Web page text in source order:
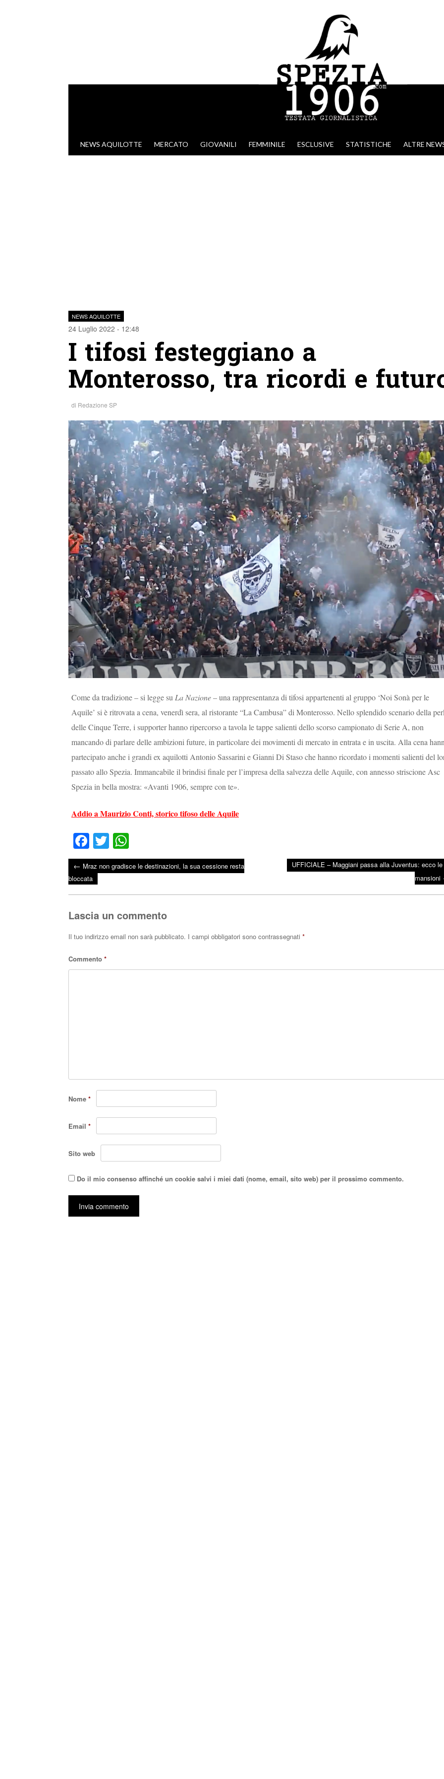
VAI AL CONTENUTO
NEWS AQUILOTTE MERCATO GIOVANILI FEMMINILE ESCLUSIVE STATISTICHE ALTRE
NEWS AQUILOTTE
24 Luglio 2022 - 12:48
I tifosi festeggiano a
Monterosso, tra ricordi e
di Redazione SP
Come da tradizione – si legge su La Nazione– una rappresentanza di tifosi appartenenti al gruppo ‘Noi Sonà per le
Aquile’ si è ritrovata a cena, venerdì sera, al ristorante “La Cambusa” di Monterosso. Nello splendido scenario della
delle Cinque Terre, i supporter hanno ripercorso a tavola le tappe salienti dello scorso campionato di Serie A, non
mancando di parlare delle ambizioni future, in particolare dei movimenti di mercato in entrata e in uscita. Alla cena
partecipato anche i grandi ex aquilotti Antonio Sassarini e Gianni Di Staso che hanno ricordato i momenti salienti del
passato allo Spezia. Immancabile il brindisi finale per l’impresa della salvezza delle Aquile, con annesso striscione Asc
Spezia in bella mostra: «Avanti 1906, sempre con te».
Addio a Maurizio Conti, storico tifoso delle Aquile
Fa
ce
bo
ok
T
wi
tte
ha
ts
Post navigation
← Mraz non gradisce le destinazioni, la sua cessione resta
bloccata
UFFICIALE – Maggiani passa alla Juventus: ecco
mansioni
Lascia un commento
Il tuo indirizzo email non sarà pubblicato. I campi obbligatori sono contrassegnati *
Commento *
Nome *
Email *
Sito web
Do il mio consenso affinché un cookie salvi i miei dati (nome, email, sito web) per il prossimo commento.